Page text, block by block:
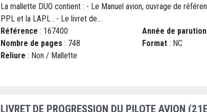
La mallette DUO contient : - Le Manuel avion, ouvrage de
PPL et la LAPL . - Le livret de...
Référence : 167400 Année de parution
Nombre de pages : 748 Format : NC
Reliure : Non / Mallette
LIVRET DE PROGRESSION DU PILOTE AVION